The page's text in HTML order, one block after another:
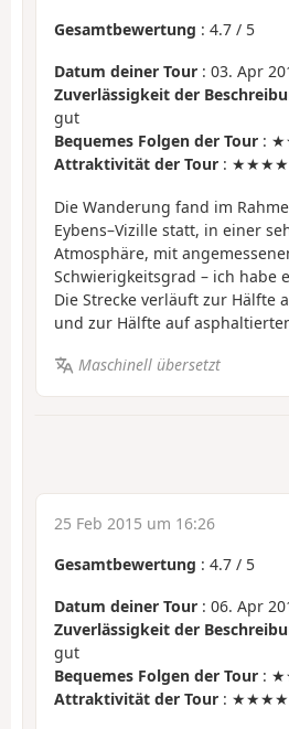
Gesamtbewertung : 4.7 / 5
Datum deiner Tour : 03. Apr
Zuverlässigkeit der
gut
Bequemes Folgen der Tour :
Attraktivität der Tour :
Die Wanderung fand im
Eybens–Vizille statt, in einer
Atmosphäre, mit
Schwierigkeitsgrad – ich habe
Die Strecke verläuft zur Hälfte
und zur Hälfte auf
Maschinell übersetzt
25 Feb 2015 um 16:26
Gesamtbewertung : 4.7 / 5
Datum deiner Tour : 06. Apr
Zuverlässigkeit der
gut
Bequemes Folgen der Tour :
Attraktivität der Tour :